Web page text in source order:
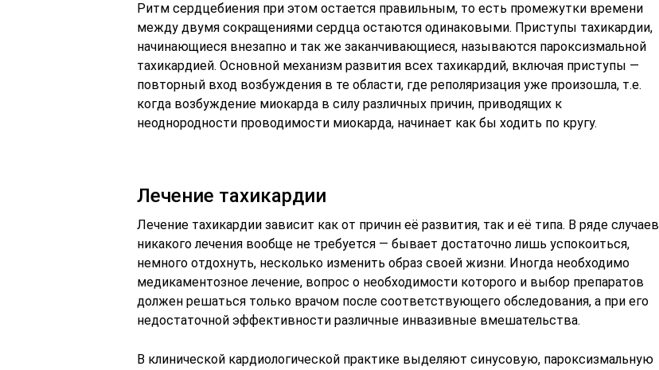
Ритм сердцебиения при этом остается правильным, то есть промежутки времени
между двумя сокращениями сердца остаются одинаковыми. Приступы тахикардии,
начинающиеся внезапно и так же заканчивающиеся, называются пароксизмальной
тахикардией. Основной механизм развития всех тахикардий, включая приступы —
повторный вход возбуждения в те области, где реполяризация уже произошла, т.е.
когда возбуждение миокарда в силу различных причин, приводящих к
неоднородности проводимости миокарда, начинает как бы ходить по кругу.
Лечение тахикардии
Лечение тахикардии зависит как от причин её развития, так и её типа. В ряде случаев
никакого лечения вообще не требуется — бывает достаточно лишь успокоиться,
немного отдохнуть, несколько изменить образ своей жизни. Иногда необходимо
медикаментозное лечение, вопрос о необходимости которого и выбор препаратов
должен решаться только врачом после соответствующего обследования, а при его
недостаточной эффективности различные инвазивные вмешательства.
В клинической кардиологической практике выделяют синусовую, пароксизмальную